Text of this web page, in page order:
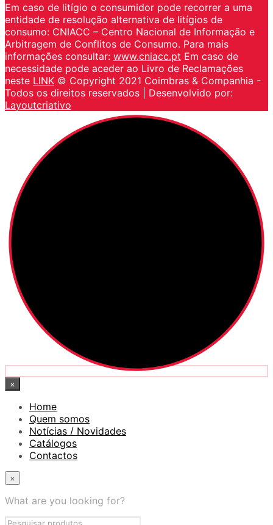
Em caso de litígio o consumidor pode recorrer a uma
entidade de resolução alternativa de litígios de
consumo: CNIACC – Centro Nacional de Informação e
Arbitragem de Conflitos de Consumo. Para mais
informações consultar: www.cniacc.pt Em caso de
necessidade pode aceder ao Livro de Reclamações
neste LINK © Copyright 2021 Coimbras & Companhia -
Todos os direitos reservados | Desenvolvido por:
Layoutcriativo
×
Home
Quem somos
Notícias / Novidades
Catálogos
Contactos
×
What are you looking for?